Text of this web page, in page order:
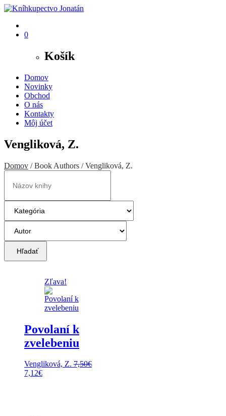
0
Košík
Domov
Novinky
Obchod
O nás
Kontakty
Môj účet
Vengliková, Z.
Domov / Book Authors / Vengliková, Z.
Hľadať
Zľava!
Povolaní k
zvelebeniu
Vengliková, Z. 7,50€
Pôvodná
7,12€Aktuálna